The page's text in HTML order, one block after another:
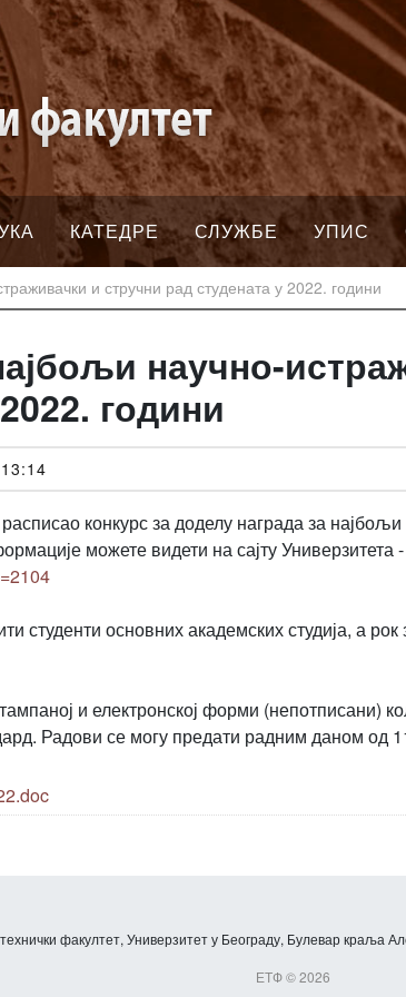
КАТЕДРЕ СЛУЖБЕ УПИС
и стручни рад студената у 2022. години
научно-
години
конкурс за доделу награда за
можете видети на сајту Универзитета -
студенти основних академских студија, а
и електронској форми (непотписани)
Радови се могу предати радним даном од
факултет, Универзитет у Београду, Булевар краља
ЕТФ © 2026